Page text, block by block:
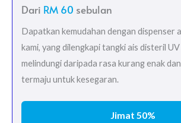
Dari RM 60 sebulan
Dapatkan kemudahan dengan dispenser
kami, yang dilengkapi tangki ais disteril
melindungi daripada rasa kurang enak dan
termaju untuk kesegaran.
Jimat 50%